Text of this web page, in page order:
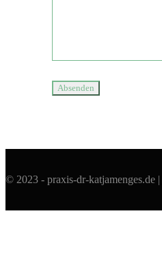
© 2023 - praxis-dr-katjamenges.de |